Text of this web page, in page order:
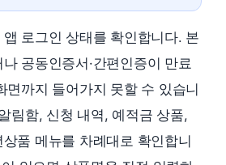
로그인 상태를 확인합니다. 본
공동인증서·간편인증이 만료
면까지 들어가지 못할 수 있습니
림함, 신청 내역, 예적금 상품,
품 메뉴를 차례대로 확인합니